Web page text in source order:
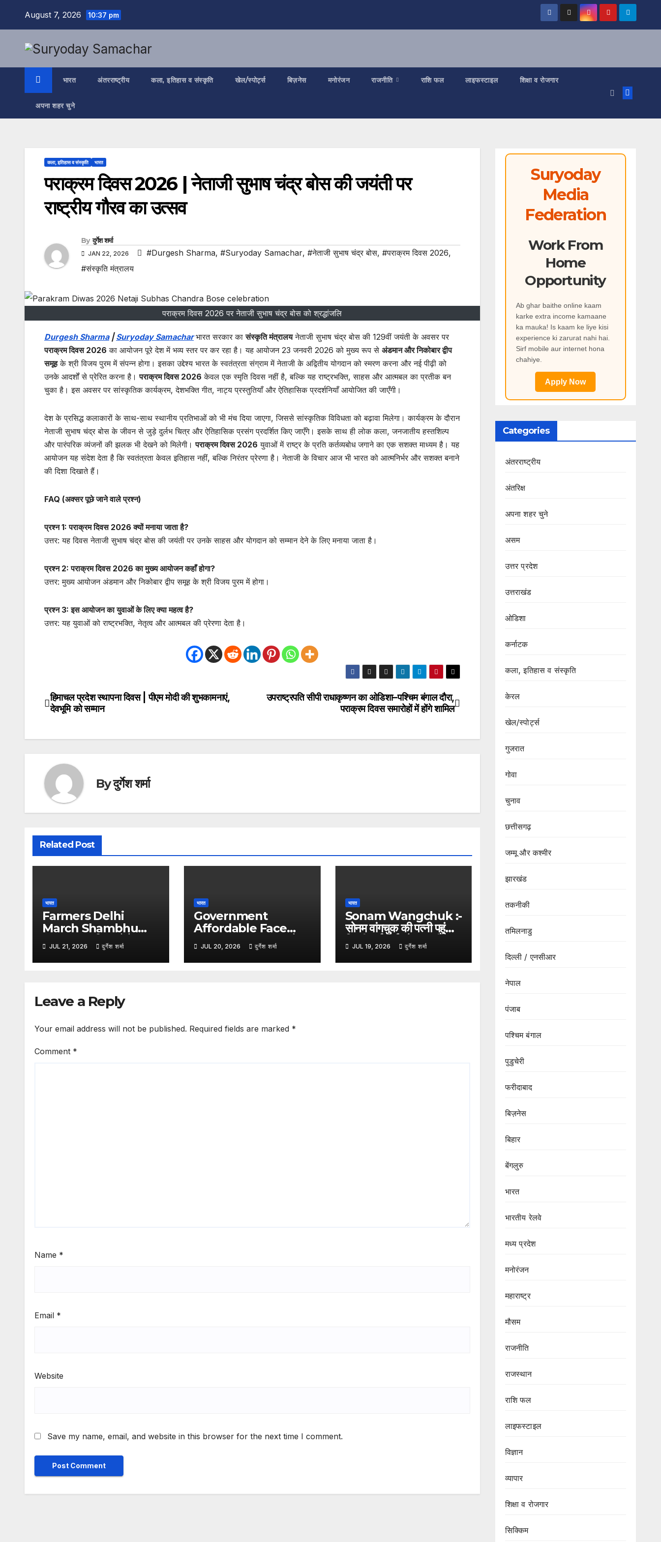
August 7, 2026 10:37 pm
भारत अंतरराष्ट्रीय कला, इतिहास व संस्कृति खेल/स्पोर्ट्स बिज़नेस मनोरंजन राजनीति राशि फल लाइफस्टाइल शिक्षा व रोजगार
अपना शहर चुने
कला, इतिहास व संस्कृति भारत
पराक्रम दिवस 2026 | नेताजी सुभाष चंद्र बोस की जयंती पर
राष्ट्रीय गौरव का उत्सव
By दुर्गेश शर्मा
JAN 22, 2026 #Durgesh Sharma, #Suryoday Samachar, #नेताजी सुभाष चंद्र बोस, #पराक्रम दिवस 2026,
#संस्कृति मंत्रालय
पराक्रम दिवस 2026 पर नेताजी सुभाष चंद्र बोस को श्रद्धांजलि
Durgesh Sharma|Suryoday Samachar भारत सरकार कासंस्कृति मंत्रालयनेताजी सुभाष चंद्र बोस की 129वीं जयंती के अवसर पर
पराक्रम दिवस 2026 का आयोजन पूरे देश में भव्य स्तर पर कर रहा है। यह आयोजन 23 जनवरी 2026 को मुख्य रूप से अंडमान और निकोबार द्वीप
समूहके श्री विजय पुरम में संपन्न होगा। इसका उद्देश्य भारत के स्वतंत्रता संग्राम में नेताजी के अद्वितीय योगदान को स्मरण करना और नई पीढ़ी को
उनके आदर्शों से प्रेरित करना है।पराक्रम दिवस 2026 केवल एक स्मृति दिवस नहीं है, बल्कि यह राष्ट्रभक्ति, साहस और आत्मबल का प्रतीक बन
चुका है। इस अवसर पर सांस्कृतिक कार्यक्रम, देशभक्ति गीत, नाट्य प्रस्तुतियाँ और ऐतिहासिक प्रदर्शनियाँ आयोजित की जाएँगी।
देश के प्रसिद्ध कलाकारों के साथ-साथ स्थानीय प्रतिभाओं को भी मंच दिया जाएगा, जिससे सांस्कृतिक विविधता को बढ़ावा मिलेगा। कार्यक्रम के दौरान
नेताजी सुभाष चंद्र बोस के जीवन से जुड़े दुर्लभ चित्र और ऐतिहासिक प्रसंग प्रदर्शित किए जाएँगे। इसके साथ ही लोक कला, जनजातीय हस्तशिल्प
और पारंपरिक व्यंजनों की झलक भी देखने को मिलेगी।पराक्रम दिवस 2026 युवाओं में राष्ट्र के प्रति कर्तव्यबोध जगाने का एक सशक्त माध्यम है। यह
आयोजन यह संदेश देता है कि स्वतंत्रता केवल इतिहास नहीं, बल्कि निरंतर प्रेरणा है। नेताजी के विचार आज भी भारत को आत्मनिर्भर और सशक्त बनाने
की दिशा दिखाते हैं।
FAQ (अक्सर पूछे जाने वाले प्रश्न)
प्रश्न 1: पराक्रम दिवस 2026 क्यों मनाया जाता है?
उत्तर: यह दिवस नेताजी सुभाष चंद्र बोस की जयंती पर उनके साहस और योगदान को सम्मान देने के लिए मनाया जाता है।
प्रश्न 2: पराक्रम दिवस 2026 का मुख्य आयोजन कहाँ होगा?
उत्तर: मुख्य आयोजन अंडमान और निकोबार द्वीप समूह के श्री विजय पुरम में होगा।
प्रश्न 3: इस आयोजन का युवाओं के लिए क्या महत्व है?
उत्तर: यह युवाओं को राष्ट्रभक्ति, नेतृत्व और आत्मबल की प्रेरणा देता है।
Post
उपराष्ट्रपति सीपी राधाकृष्णन का ओडिशा–पश्चिम बंगाल दौरा,
पराक्रम दिवस समारोहों में होंगे शामिल
हिमाचल प्रदेश स्थापना दिवस | पीएम मोदी की शुभकामनाएं,
देवभूमि को सम्मान
Byदुर्गेश शर्मा
Related Post
भारत
Farmers Delhi
March Shambhu
Border :- किसानों के
दिल्ली कूच से पहले शंभू बॉर्डर
सील, हरियाणा पुलिस ने बढ़ाई
JUL 21, 2026 दुर्गेश शर्मा
भारत
Government
Affordable Face
Wash :- भारत सरकार ने
लॉन्च किया किफायती फेस
वॉश, मुंहासों और ऑयली स्किन
JUL 20, 2026 दुर्गेश शर्मा
भारत
Sonam Wangchuk :-
सोनम वांगचुक की पत्नी पहुंचीं
दिल्ली हाईकोर्ट, गैरकानूनी
हिरासत का आरोप लगाते हुए
दायर की याचिका
JUL 19, 2026 दुर्गेश शर्मा
Leave a Reply
Your email address will not be published. Required fields are marked *
Comment *
Name *
Email *
Website
Save my name, email, and website in this browser for the next time I comment.
Suryoday
Media
Federation
Work From
Home
Opportunity
Ab ghar baithe online kaam
karke extra income kamaane
ka mauka! Is kaam ke liye kisi
experience ki zarurat nahi hai.
Sirf mobile aur internet hona
chahiye.
Apply Now
Categories
अंतरराष्ट्रीय
अंतरिक्ष
अपना शहर चुने
असम
उत्तर प्रदेश
उत्तराखंड
ओडिशा
कर्नाटक
कला, इतिहास व संस्कृति
केरल
खेल/स्पोर्ट्स
गुजरात
गोवा
चुनाव
छत्तीसगढ़
जम्मू और कश्मीर
झारखंड
तकनीकी
तमिलनाडु
दिल्ली / एनसीआर
नेपाल
पंजाब
पश्चिम बंगाल
पुडुचेरी
फरीदाबाद
बिज़नेस
बिहार
बेंगलुरु
भारत
भारतीय रेलवे
मध्य प्रदेश
मनोरंजन
महाराष्ट्र
मौसम
राजनीति
राजस्थान
राशि फल
लाइफस्टाइल
विज्ञान
व्यापार
शिक्षा व रोजगार
सिक्किम